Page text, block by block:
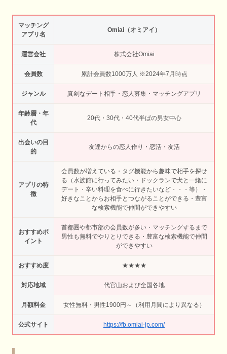
マッチング
アプリ名
Omiai（オミアイ）
運営会社 株式会社Omiai
会員数 累計会員数1000万人 ※2024年7月時点
ジャンル 真剣なデート相手・恋人募集・マッチングアプリ
年齢層・年
代
20代・30代・40代半ばの男女中心
出会いの目
的
友達からの恋人作り・恋活・友活
アプリの特
徴
会員数が増えている・タグ機能から趣味で相手を探せ
る（水族館に行ってみたい・ドックランで犬と一緒に
デート・辛い料理を食べに行きたいなど・・・等）・
好きなことからお相手とつながることができる・豊富
な検索機能で仲間ができやすい
おすすめポ
イント
首都圏や都市部の会員数が多い・マッチングするまで
男性も無料でやりとりできる・豊富な検索機能で仲間
ができやすい
おすすめ度 ★★★★
対応地域 代官山および全国各地
月額料金 女性無料・男性1900円～（利用月間により異なる）
公式サイト https://fb.omiai-jp.com/